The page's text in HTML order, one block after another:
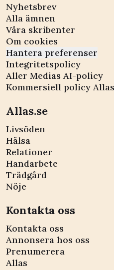
Nyhetsbrev
Alla ämnen
Våra skribenter
Om cookies
Hantera preferenser
Integritetspolicy
Aller Medias AI-policy
Kommersiell policy Allas
Allas.se
Livsöden
Hälsa
Relationer
Handarbete
Trädgård
Nöje
Kontakta oss
Kontakta oss
Annonsera hos oss
Prenumerera
Allas